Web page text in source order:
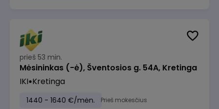
prieš 53 min.
Mėsininkas (-ė), Šventosios g. 54A, Kretinga
IKI Kretinga
1440 - 1640 €/mėn. Prieš mokesčius